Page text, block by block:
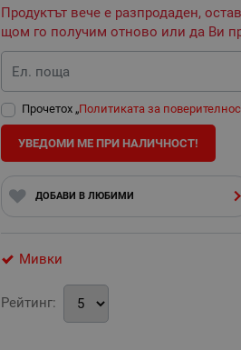
Продуктът вече е разпродаден,
щом го получим отново или да Ви
Ел. поща
Прочетох „Политиката за
УВЕДОМИ МЕ ПРИ НАЛИЧНОСТ!
ДОБАВИ В ЛЮБИМИ
Мивки
Рейтинг: